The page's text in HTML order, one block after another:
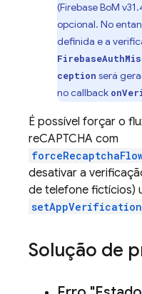
(Firebase BoM
opcional. No
definida e a
ception será
no callback
É possível forçar o
reCAPTCHA com
desativar a
de telefone fictícios)
Solução de